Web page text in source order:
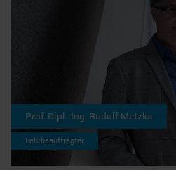
Prof. Dipl.-Ing. Rudolf Metzka
Lehrbeauftragter